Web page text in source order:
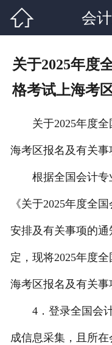

关于2025年度
格考试上海考
关于2025年度全
海考区报名及有关事
根据全国会计专
《关于2025年度全
安排及有关事项的通
定，现将2025年度
海考区报名及有关事
4．登录全国会计
成信息采集，且所在